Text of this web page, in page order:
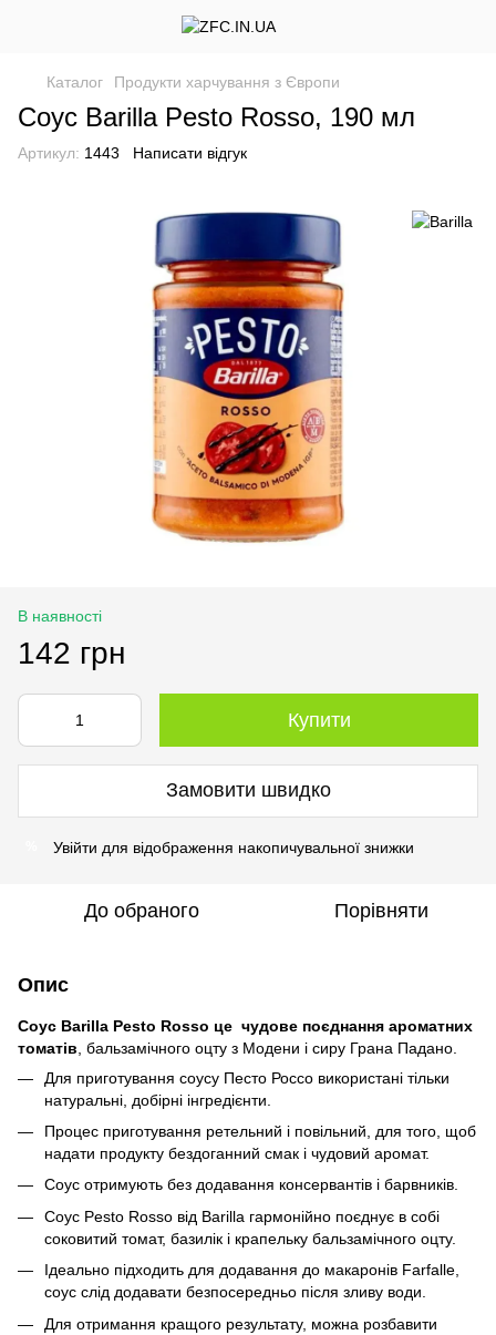
Каталог Продукти харчування з Європи
Соус Barilla Pesto Rosso, 190 мл
Артикул: 1443 Написати відгук
В наявності
142 грн
Купити
Замовити швидко
Увійти для відображення накопичувальної знижки
До обраного Порівняти
Опис
Соус Barilla Pesto Rosso це чудове поєднання ароматних
томатів , бальзамічного оцту з Модени і сиру Грана Падано.
Для приготування соусу Песто Россо використані тільки
натуральні, добірні інгредієнти.
Процес приготування ретельний і повільний, для того, щоб
надати продукту бездоганний смак і чудовий аромат.
Соус отримують без додавання консервантів і барвників.
Соус Pesto Rosso від Barilla гармонійно поєднує в собі
соковитий томат, базилік і крапельку бальзамічного оцту.
Ідеально підходить для додавання до макаронів Farfalle,
соус слід додавати безпосередньо після зливу води.
Для отримання кращого результату, можна розбавити